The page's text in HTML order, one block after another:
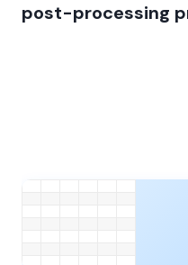
post-processing